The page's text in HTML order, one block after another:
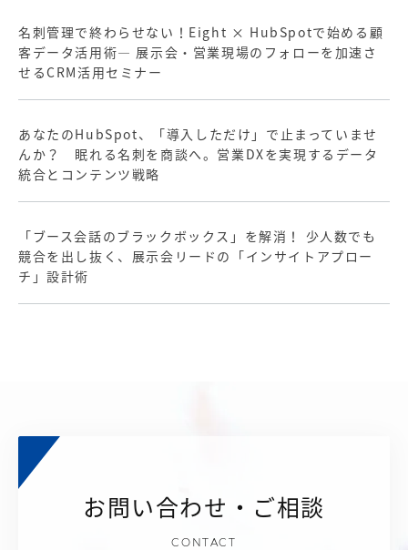
名刺管理で終わらせない！Eight × HubSpotで始める顧
客データ活用術― 展示会・営業現場のフォローを加速さ
せるCRM活用セミナー
あなたのHubSpot、「導入しただけ」で止まっていませ
んか？ 眠れる名刺を商談へ。営業DXを実現するデータ
統合とコンテンツ戦略
「ブース会話のブラックボックス」を解消！ 少人数でも
競合を出し抜く、展示会リードの「インサイトアプロー
チ」設計術
お問い合わせ・ご相談
CONTACT